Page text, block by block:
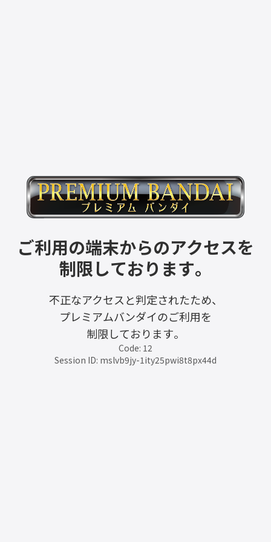
ご利用の端末からのアクセスを
制限しております。
不正なアクセスと判定されたため、
プレミアムバンダイのご利用を
制限しております。
Code: 12
Session ID: mslvb9jy-1ity25pwi8t8px44d